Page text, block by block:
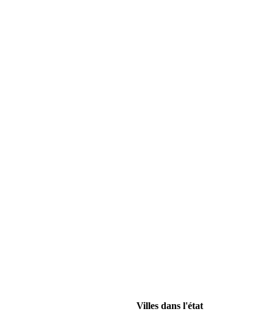
Villes dans l'état